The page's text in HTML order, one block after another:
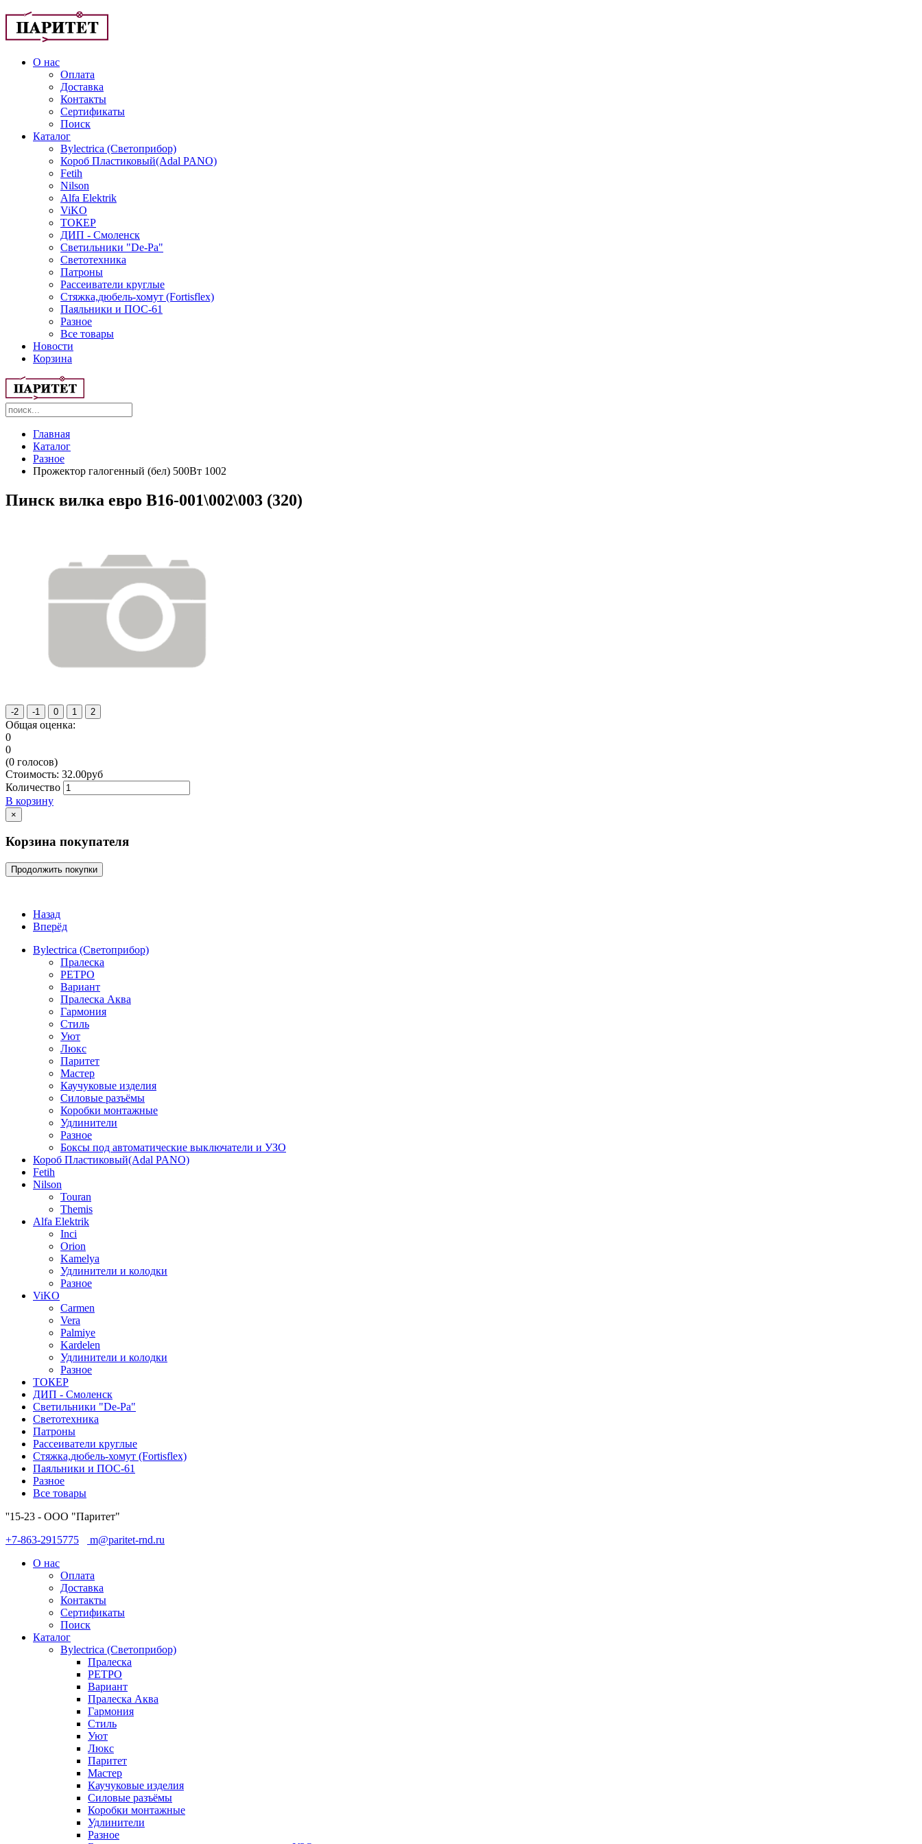
О нас
Оплата
Доставка
Контакты
Сертификаты
Поиск
Каталог
Bylectrica (Светоприбор)
Короб Пластиковый(Adal PANO)
Fetih
Nilson
Alfa Elektrik
ViKO
ТОКЕР
ДИП - Смоленск
Светильники "De-Pa"
Светотехника
Патроны
Рассеиватели круглые
Стяжка,дюбель-хомут (Fortisflex)
Паяльники и ПОС-61
Разное
Все товары
Новости
Корзина
Главная
Каталог
Разное
Прожектор галогенный (бел) 500Вт 1002
Пинск вилка евро В16-001\002\003 (320)
Общая оценка:
0
0
(0 голосов)
Стоимость: 32.00руб
Количество
В корзину
×
Корзина покупателя
Продолжить покупки
Назад
Вперёд
Bylectrica (Светоприбор)
Пралеска
РЕТРО
Вариант
Пралеска Аква
Гармония
Стиль
Уют
Люкс
Паритет
Мастер
Каучуковые изделия
Силовые разъёмы
Коробки монтажные
Удлинители
Разное
Боксы под автоматические выключатели и УЗО
Короб Пластиковый(Adal PANO)
Fetih
Nilson
Touran
Themis
Alfa Elektrik
Inci
Orion
Kamelya
Удлинители и колодки
Разное
ViKO
Carmen
Vera
Palmiye
Kardelen
Удлинители и колодки
Разное
ТОКЕР
ДИП - Смоленск
Светильники "De-Pa"
Светотехника
Патроны
Рассеиватели круглые
Стяжка,дюбель-хомут (Fortisflex)
Паяльники и ПОС-61
Разное
Все товары
''15-23 - ООО "Паритет"
+7-863-2915775
m@paritet-rnd.ru
О нас
Оплата
Доставка
Контакты
Сертификаты
Поиск
Каталог
Bylectrica (Светоприбор)
Пралеска
РЕТРО
Вариант
Пралеска Аква
Гармония
Стиль
Уют
Люкс
Паритет
Мастер
Каучуковые изделия
Силовые разъёмы
Коробки монтажные
Удлинители
Разное